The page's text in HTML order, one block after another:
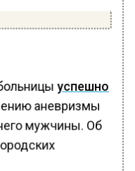
успешно
аневризмы
мужчины. Об